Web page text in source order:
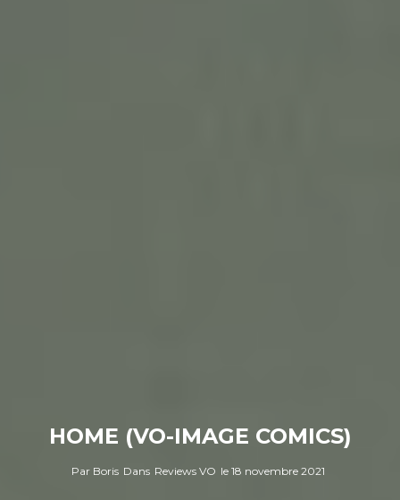
HOME (VO-IMAGE COMICS)
Par Boris Dans Reviews VO le 18 novembre 2021